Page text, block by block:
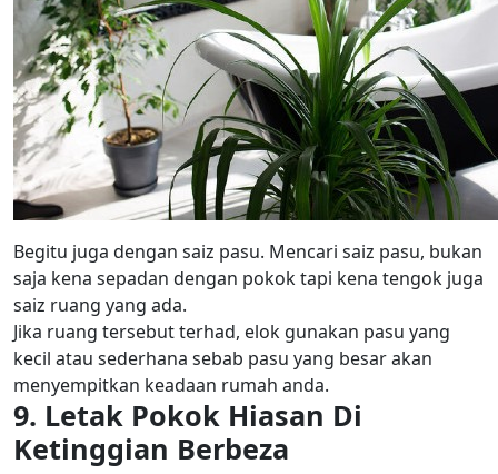
Begitu juga dengan saiz pasu. Mencari saiz pasu, bukan
saja kena sepadan dengan pokok tapi kena tengok juga
saiz ruang yang ada.
Jika ruang tersebut terhad, elok gunakan pasu yang
kecil atau sederhana sebab pasu yang besar akan
menyempitkan keadaan rumah anda.
9. Letak Pokok Hiasan Di
Ketinggian Berbeza